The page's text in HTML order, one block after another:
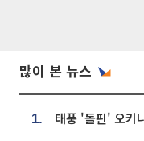
많이 본 뉴스
1.